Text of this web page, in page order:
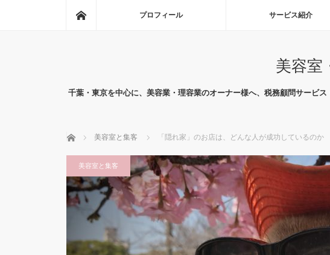
プロフィール サービス紹介
美容室
千葉・東京を中心に、美容業・理容業のオーナー様へ、税務顧問サービ
ホーム 美容室と集客 「隠れ家」のお店は、どんな人が成功しているのか
美容室と集客